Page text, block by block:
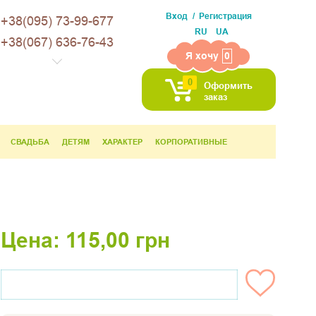
+38(095) 73-99-677
+38(067) 636-76-43
Вход
Регистрация
RU
UA
Я хочу 0
0
Оформить
заказ
СВАДЬБА ДЕТЯМ ХАРАКТЕР КОРПОРАТИВНЫЕ
Цена: 115,00 грн